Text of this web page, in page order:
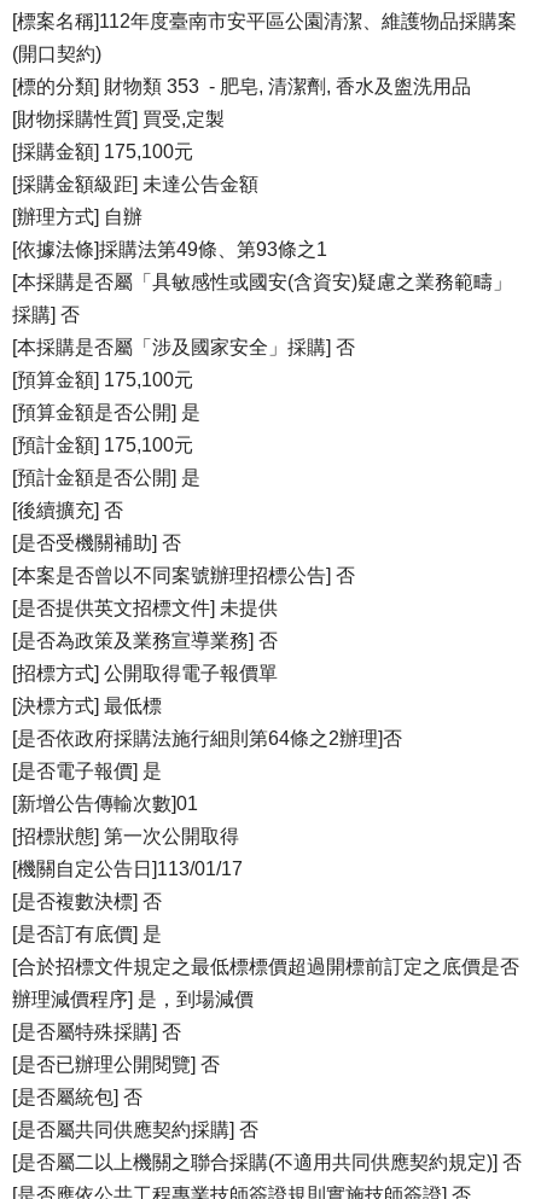
[標案名稱]112年度臺南市安平區公園清潔、維護物品採購案
(開口契約)
[標的分類] 財物類 353 - 肥皂, 清潔劑, 香水及盥洗用品
[財物採購性質] 買受,定製
[採購金額] 175,100元
[採購金額級距] 未達公告金額
[辦理方式] 自辦
[依據法條]採購法第49條、第93條之1
[本採購是否屬「具敏感性或國安(含資安)疑慮之業務範疇」
採購] 否
[本採購是否屬「涉及國家安全」採購] 否
[預算金額] 175,100元
[預算金額是否公開] 是
[預計金額] 175,100元
[預計金額是否公開] 是
[後續擴充] 否
[是否受機關補助] 否
[本案是否曾以不同案號辦理招標公告] 否
[是否提供英文招標文件] 未提供
[是否為政策及業務宣導業務] 否
[招標方式] 公開取得電子報價單
[決標方式] 最低標
[是否依政府採購法施行細則第64條之2辦理]否
[是否電子報價] 是
[新增公告傳輸次數]01
[招標狀態] 第一次公開取得
[機關自定公告日]113/01/17
[是否複數決標] 否
[是否訂有底價] 是
[合於招標文件規定之最低標標價超過開標前訂定之底價是否
辦理減價程序] 是，到場減價
[是否屬特殊採購] 否
[是否已辦理公開閱覽] 否
[是否屬統包] 否
[是否屬共同供應契約採購] 否
[是否屬二以上機關之聯合採購(不適用共同供應契約規定)] 否
[是否應依公共工程專業技師簽證規則實施技師簽證] 否